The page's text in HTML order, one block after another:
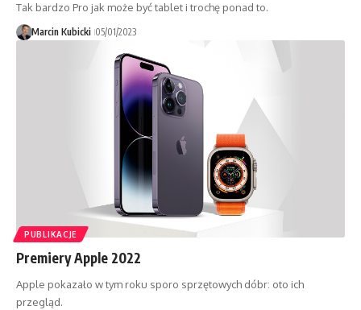
Tak bardzo Pro jak może być tablet i trochę ponad to.
Marcin Kubicki 05/01/2023
PUBLIKACJE
Premiery Apple 2022
Apple pokazało w tym roku sporo sprzętowych dóbr: oto ich
przegląd.